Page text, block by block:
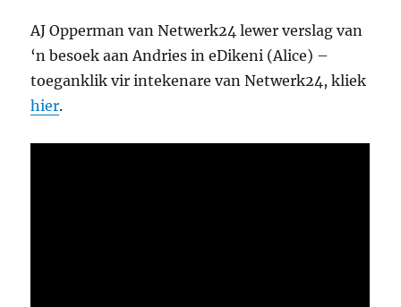
AJ Opperman van Netwerk24 lewer verslag van
‘n besoek aan Andries in eDikeni (Alice) –
toeganklik vir intekenare van Netwerk24, kliek
hier.